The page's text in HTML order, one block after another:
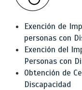
Exención de
personas con
Exención del
Personas con
Obtención de
Discapacidad